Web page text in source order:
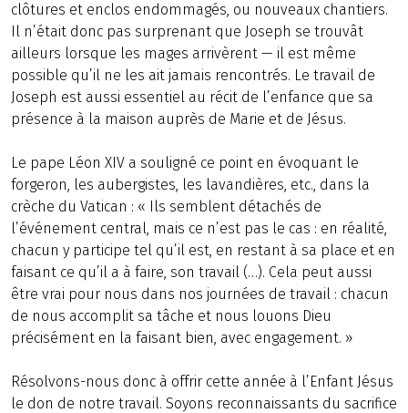
clôtures et enclos endommagés, ou nouveaux chantiers.
Il n’était donc pas surprenant que Joseph se trouvât
ailleurs lorsque les mages arrivèrent — il est même
possible qu’il ne les ait jamais rencontrés. Le travail de
Joseph est aussi essentiel au récit de l’enfance que sa
présence à la maison auprès de Marie et de Jésus.
Le pape Léon XIV a souligné ce point en évoquant le
forgeron, les aubergistes, les lavandières, etc., dans la
crèche du Vatican : « Ils semblent détachés de
l’événement central, mais ce n’est pas le cas : en réalité,
chacun y participe tel qu’il est, en restant à sa place et en
faisant ce qu’il a à faire, son travail (…). Cela peut aussi
être vrai pour nous dans nos journées de travail : chacun
de nous accomplit sa tâche et nous louons Dieu
précisément en la faisant bien, avec engagement. »
Résolvons-nous donc à offrir cette année à l’Enfant Jésus
le don de notre travail. Soyons reconnaissants du sacrifice